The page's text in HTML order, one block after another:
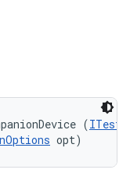
(
opt)